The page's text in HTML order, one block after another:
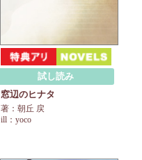
試し読み
窓辺のヒナタ
著：朝丘 戻
ill：yoco